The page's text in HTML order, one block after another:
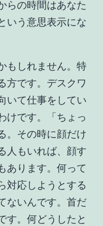
らの時間はあなた
いう意思表示にな
もしれません。特
方です。デスクワ
いて仕事をしてい
けです。「ちょっ
。その時に顔だけ
人もいれば、顔す
あります。何って
対応しようとする
ないんです。首だ
す。何どうしたと